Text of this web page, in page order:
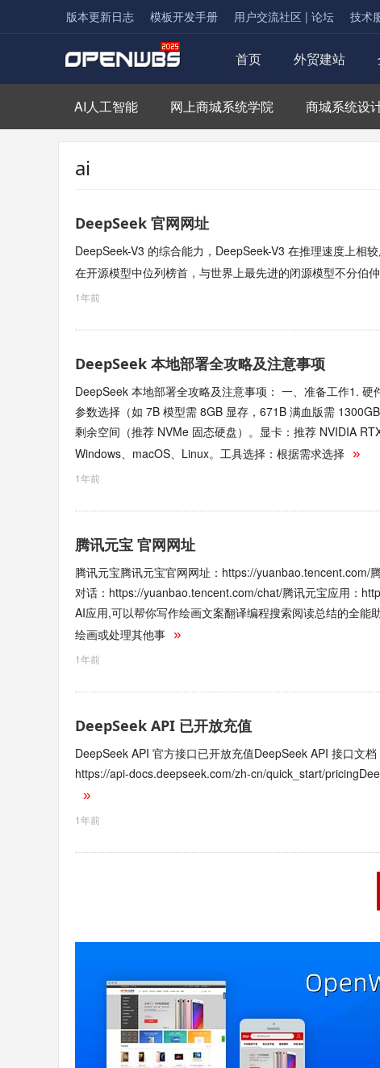
版本更新日志 模板开发手册 用户交流社区 | 论坛 技术
首页 外贸建站
AI人工智能 网上商城系统学院 商城系统设
ai
DeepSeek 官网网址
DeepSeek-V3 的综合能力，DeepSeek-V3 在推理速度上相
在开源模型中位列榜首，与世界上最先进的闭源模型不分伯仲
1年前
DeepSeek 本地部署全攻略及注意事项
DeepSeek 本地部署全攻略及注意事项： 一、准备工作1.
参数选择（如 7B 模型需 8GB 显存，671B 满血版需
剩余空间（推荐 NVMe 固态硬盘）。显卡：推荐 NVIDIA
Windows、macOS、Linux。工具选择：根据需求选择 »
1年前
腾讯元宝 官网网址
腾讯元宝腾讯元宝官网网址：https://
对话：https://yuanbao.tencent.com/chat/腾讯元宝应用：
AI应用,可以帮你写作绘画文案翻译编程搜索阅读总结的全能
绘画或处理其他事 »
1年前
DeepSeek API 已开放充值
DeepSeek API 官方接口已开放充值DeepSeek API 接口文
https://api-docs.deepseek.com/zh-cn/quick_start/
»
1年前